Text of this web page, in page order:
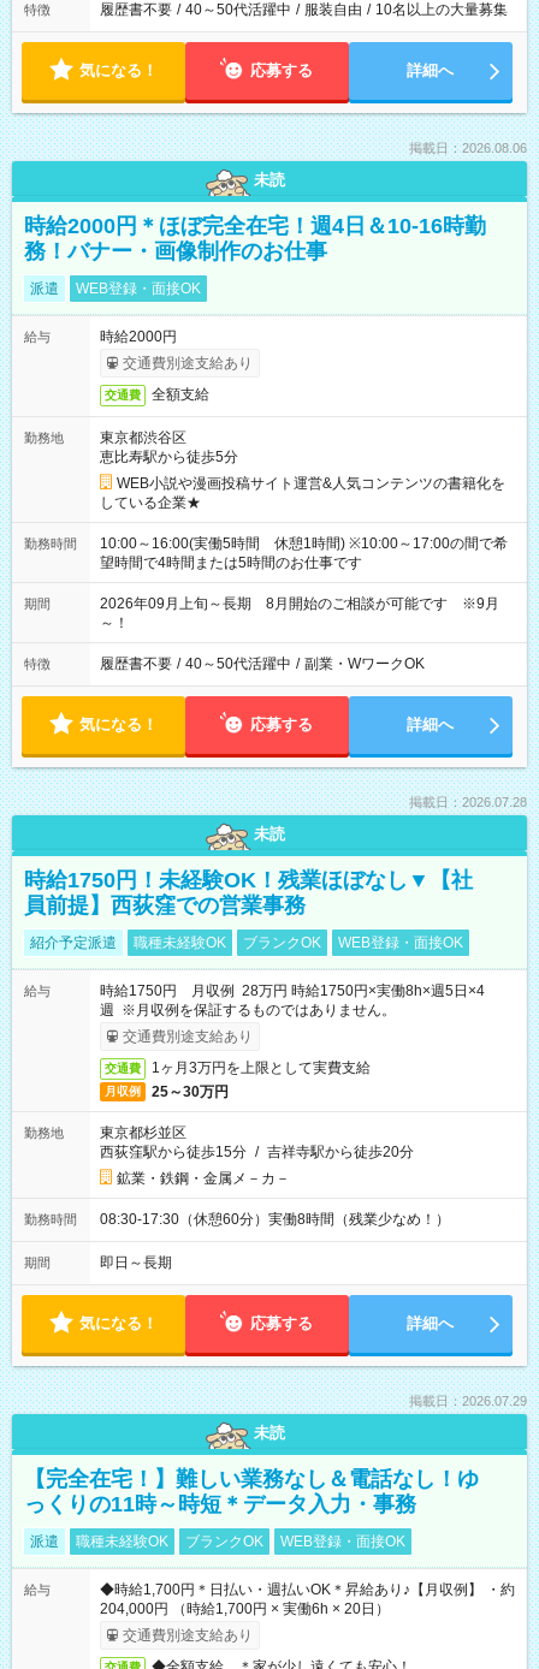
特徴 履歴書不要 / 40～50代活躍中 / 服装自由 / 10名以上の大量募集
気になる！ 応募する 詳細へ
掲載日：2026.08.06
未読
時給2000円＊ほぼ完全在宅！週4日＆10-16時勤
務！バナー・画像制作のお仕事
派遣 WEB登録・面接OK
給与
時給2000円
交通費別途支給あり
交通費 全額支給
勤務地
東京都渋谷区
恵比寿駅から徒歩5分
WEB小説や漫画投稿サイト運営&人気コンテンツの書籍化を
している企業★
勤務時間
10:00～16:00(実働5時間 休憩1時間) ※10:00～17:00の間で希
望時間で4時間または5時間のお仕事です
期間
2026年09月上旬～長期 8月開始のご相談が可能です ※9月
～！
特徴 履歴書不要 / 40～50代活躍中 / 副業・WワークOK
気になる！ 応募する 詳細へ
掲載日：2026.07.28
未読
時給1750円！未経験OK！残業ほぼなし▼【社
員前提】西荻窪での営業事務
紹介予定派遣 職種未経験OK ブランクOK WEB登録・面接OK
給与
時給1750円 月収例 28万円 時給1750円×実働8h×週5日×4
週 ※月収例を保証するものではありません。
交通費別途支給あり
交通費 1ヶ月3万円を上限として実費支給
月収例 25～30万円
勤務地
東京都杉並区
西荻窪駅から徒歩15分 / 吉祥寺駅から徒歩20分
鉱業・鉄鋼・金属メ－カ－
勤務時間 08:30-17:30（休憩60分）実働8時間（残業少なめ！）
期間 即日～長期
気になる！ 応募する 詳細へ
掲載日：2026.07.29
未読
【完全在宅！】難しい業務なし＆電話なし！ゆ
っくりの11時～時短＊データ入力・事務
派遣 職種未経験OK ブランクOK WEB登録・面接OK
給与
◆時給1,700円＊日払い・週払いOK＊昇給あり♪【月収例】 ・約
204,000円 （時給1,700円 × 実働6h × 20日）
交通費別途支給あり